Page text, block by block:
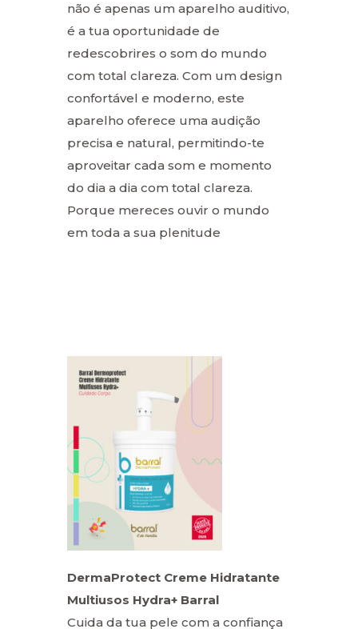
não é apenas um aparelho auditivo,
é a tua oportunidade de
redescobrires o som do mundo
com total clareza. Com um design
confortável e moderno, este
aparelho oferece uma audição
precisa e natural, permitindo-te
aproveitar cada som e momento
do dia a dia com total clareza.
Porque mereces ouvir o mundo
em toda a sua plenitude
DermaProtect Creme Hidratante
Multiusos Hydra+ Barral
Cuida da tua pele com a confiança